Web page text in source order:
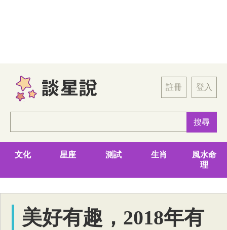
註冊 登入
文化 星座 測試 生肖
風水命
理
美好有趣，2018年有